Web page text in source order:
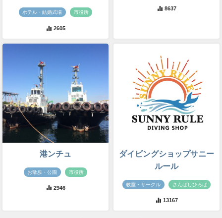
ホテル・結婚式場 市役所
2605
8637
港ンチュ
お散歩・公園 市役所
2946
ダイビングショップサニー
ルール
教室・サークル さんばしひろば
13167